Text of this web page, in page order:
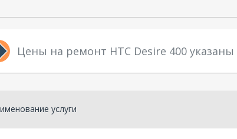
Цены на ремонт HTC Desire 400 указаны
услуги